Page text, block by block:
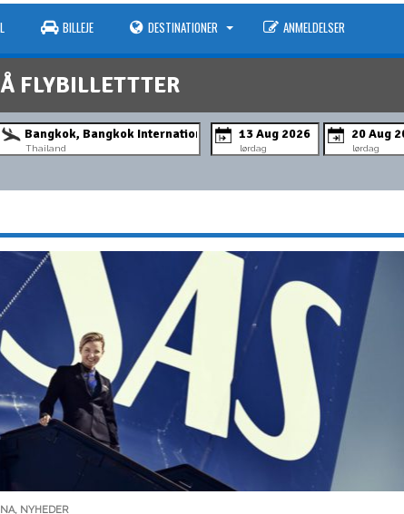
BILLEJE DESTINATIONER ANMELDELSER
FLYBILLETTTER
Thailand lørdag lørdag
, NYHEDER